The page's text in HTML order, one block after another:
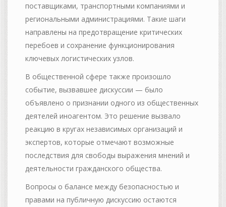
поставщиками, транспортными компаниями и
региональными администрациями. Такие шаги
направлены на предотвращение критических
перебоев и сохранение функционирования
ключевых логистических узлов.
В общественной сфере также произошло
событие, вызвавшее дискуссии — было
объявлено о признании одного из общественных
деятелей иноагентом. Это решение вызвало
реакцию в кругах независимых организаций и
экспертов, которые отмечают возможные
последствия для свободы выражения мнений и
деятельности гражданского общества.
Вопросы о балансе между безопасностью и
правами на публичную дискуссию остаются